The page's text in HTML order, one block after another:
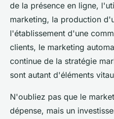
de la présence en ligne,
marketing, la production
l'établissement d'une
clients, le marketing
continue de la stratégie
sont autant d'éléments
N'oubliez pas que le
dépense, mais un